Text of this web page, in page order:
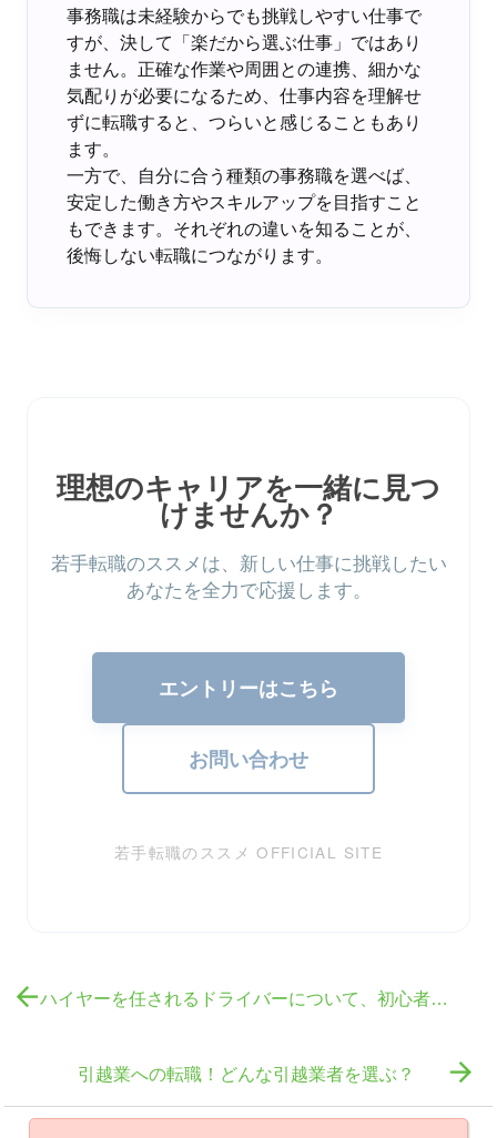
事務職は未経験からでも挑戦しやすい仕事で
すが、決して「楽だから選ぶ仕事」ではあり
ません。正確な作業や周囲との連携、細かな
気配りが必要になるため、仕事内容を理解せ
ずに転職すると、つらいと感じることもあり
ます。
一方で、自分に合う種類の事務職を選べば、
安定した働き方やスキルアップを目指すこと
もできます。それぞれの違いを知ることが、
後悔しない転職につながります。
理想のキャリアを一緒に見つ
けませんか？
若手転職のススメは、新しい仕事に挑戦したい
あなたを全力で応援します。
エントリーはこちら
お問い合わせ
若手転職のススメ OFFICIAL SITE
 ハイヤーを任されるドライバーについて、初心者でも任されるのか？

引越業への転職！どんな引越業者を選ぶ？